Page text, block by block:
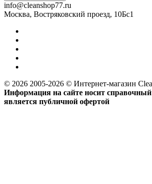
info@cleanshop77.ru
Москва, Востряковский проезд, 10Бс1
© 2026 2005-2026 © Интернет-магазин
Информация на сайте носит справочный
является публичной офертой